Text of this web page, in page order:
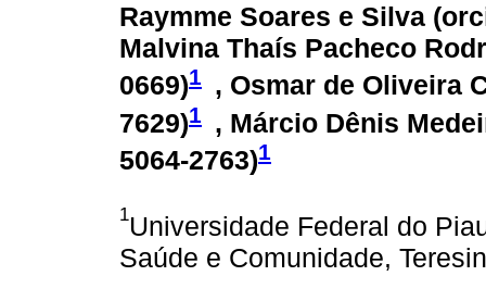
Raymme Soares e Silva (
Malvina Thaís Pacheco
0669)1 , Osmar de Oliveira
7629)1 , Márcio Dênis
5064-2763)1
1Universidade Federal do
Saúde e Comunidade,